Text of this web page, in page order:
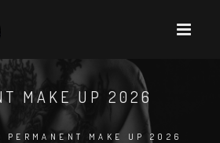
MAKE UP 2026
MAKE UP 2026